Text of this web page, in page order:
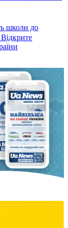
школи до
Відкрите